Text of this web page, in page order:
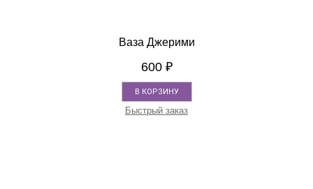
Ваза Джерими
600 ₽
В КОРЗИНУ
Быстрый заказ